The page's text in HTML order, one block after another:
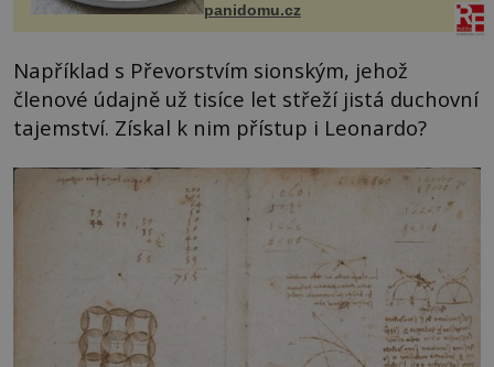
panidomu.cz
Například s Převorstvím sionským, jehož
členové údajně už tisíce let střeží jistá duchovní
tajemství. Získal k nim přístup i Leonardo?